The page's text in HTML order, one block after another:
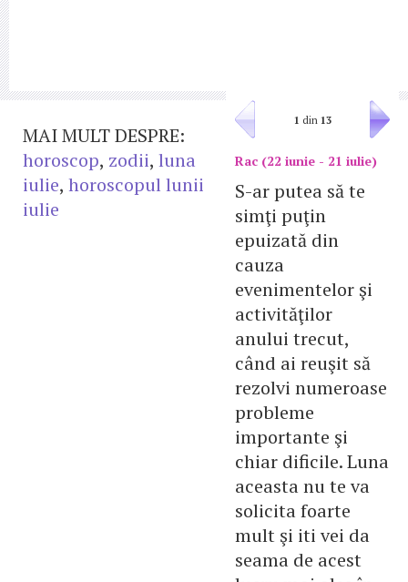
1 din 13
Rac (22 iunie - 21 iulie)
S-ar putea să te
simţi puţin
epuizată din
cauza
evenimentelor şi
activităţilor
anului trecut,
când ai reuşit să
rezolvi numeroase
probleme
importante şi
chiar dificile. Luna
aceasta nu te va
solicita foarte
mult şi iti vei da
seama de acest
MAI MULT DESPRE:
horoscop, zodii, luna
iulie, horoscopul lunii
iulie